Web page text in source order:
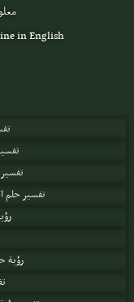
in English
تفسير حلم
رؤية